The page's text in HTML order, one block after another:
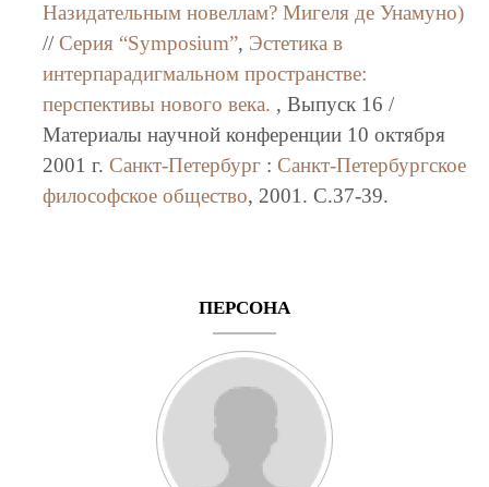
Назидательным новеллам? Мигеля де Унамуно)
// Серия “Symposium”, Эстетика в
интерпарадигмальном пространстве:
перспективы нового века. , Выпуск 16 /
Материалы научной конференции 10 октября
2001 г. Санкт-Петербург: Санкт-Петербургское
философское общество, 2001. C.37-39.
ПЕРСОНА